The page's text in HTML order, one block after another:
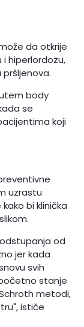
da otkrije
i hiperlordozu,
body
se
koji
uzrastu
bi klinička
od
jer kada
svih
stanje
metodi,
ističe